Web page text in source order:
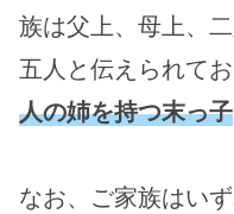
族は父上、母上、
五人と伝えられてお
人の姉を持つ末っ子
なお、ご家族はい